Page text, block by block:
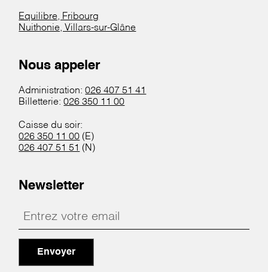
Equilibre, Fribourg
Nuithonie, Villars-sur-Glâne
Nous appeler
Administration:026 407 51 41
Billetterie:026 350 11 00
Caisse du soir:
026 350 11 00 (E)
026 407 51 51 (N)
Newsletter
Envoyer